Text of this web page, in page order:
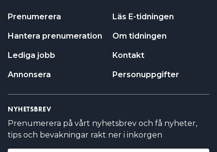
Prenumerera
Hantera prenumeration
Lediga jobb
Annonsera
Läs E-tidningen
Om tidningen
Kontakt
Personuppgifter
NYHETSBREV
Prenumerera på vårt nyhetsbrev och få nyheter,
tips och bevakningar rakt ner i inkorgen